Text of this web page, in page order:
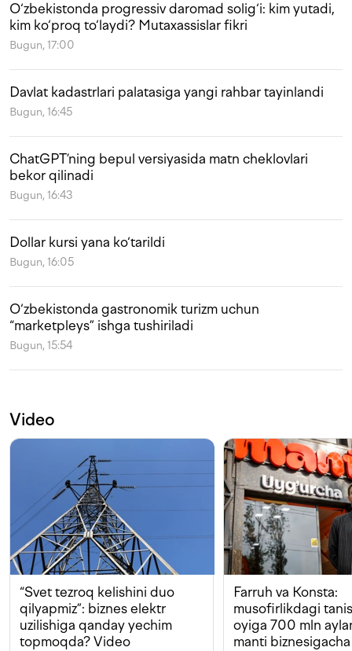
O‘zbekistonda progressiv daromad solig‘i: kim yutadi,
kim ko‘proq to‘laydi? Mutaxassislar fikri
Bugun, 17:00
Davlat kadastrlari palatasiga yangi rahbar tayinlandi
Bugun, 16:45
ChatGPT’ning bepul versiyasida matn cheklovlari
bekor qilinadi
Bugun, 16:43
Dollar kursi yana ko‘tarildi
Bugun, 16:05
O‘zbekistonda gastronomik turizm uchun
“marketpleys” ishga tushiriladi
Bugun, 15:54
Video
“Svet tezroq kelishini duo
qilyapmiz”: biznes elektr
uzilishiga qanday yechim
topmoqda? Video
Farruh va Konsta:
musofirlikdagi
oyiga 700 mln
manti biznesigacha